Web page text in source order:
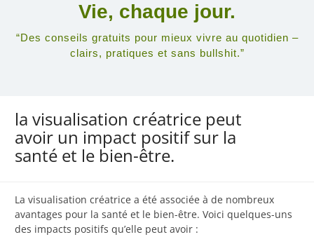
Vie, chaque jour.
“Des conseils gratuits pour mieux vivre au quotidien –
clairs, pratiques et sans bullshit.”
la visualisation créatrice peut
avoir un impact positif sur la
santé et le bien-être.
La visualisation créatrice a été associée à de nombreux
avantages pour la santé et le bien-être. Voici quelques-uns
des impacts positifs qu’elle peut avoir :